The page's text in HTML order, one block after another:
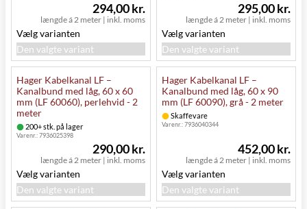
længde á 2 meter | inkl. moms
294,00 kr.
Vælg varianten
Den valgte variant
længde á 2 meter | inkl. moms
295,00 kr.
Vælg varianten
Den valgte variant
Hager Kabelkanal LF –
Kanalbund med låg, 60 x 60
mm (LF 60060), perlehvid - 2
meter
200+ stk. på lager
Varenr.:7936025398
længde á 2 meter | inkl. moms
290,00 kr.
Vælg varianten
Den valgte variant
Hager Kabelkanal LF –
Kanalbund med låg, 60 x 90
mm (LF 60090), grå - 2 meter
Skaffevare
Varenr.:7936040344
længde á 2 meter | inkl. moms
452,00 kr.
Vælg varianten
Den valgte variant